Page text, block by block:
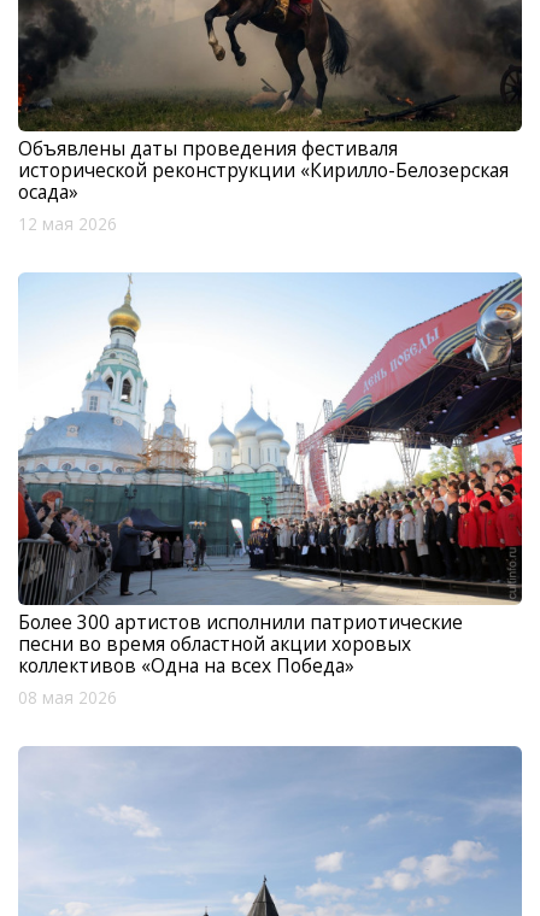
Объявлены даты проведения фестиваля
исторической реконструкции «Кирилло-Белозерская
осада»
12 мая 2026
Более 300 артистов исполнили патриотические
песни во время областной акции хоровых
коллективов «Одна на всех Победа»
08 мая 2026